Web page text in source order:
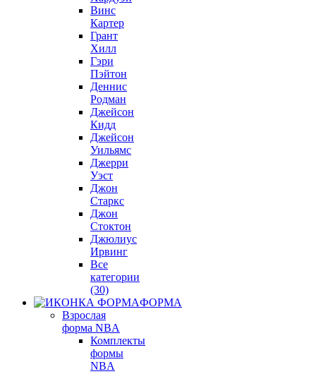
Винс
Картер
Грант
Хилл
Гэри
Пэйтон
Деннис
Родман
Джейсон
Кидд
Джейсон
Уильямс
Джерри
Уэст
Джон
Старкс
Джон
Стоктон
Джюлиус
Ирвинг
Все
категории
(30)
ФОРМА
Взрослая
форма NBA
Комплекты
формы
NBA